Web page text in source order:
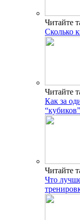
Читайте
Сколько
Читайте
Как за
“кубиков”
Читайте
Что